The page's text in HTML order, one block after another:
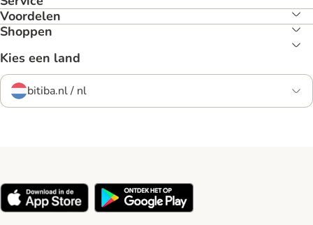
Voordelen
Shoppen
Kies een land
bitiba.nl / nl